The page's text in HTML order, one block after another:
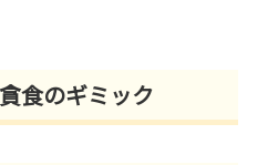
食のギミック